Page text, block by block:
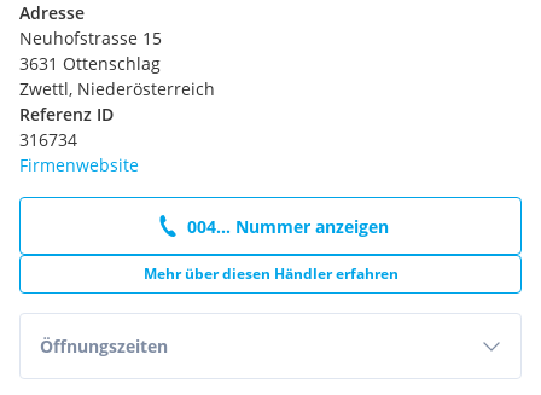
Adresse
Neuhofstrasse 15
3631 Ottenschlag
Zwettl, Niederösterreich
Referenz ID
316734
Firmenwebsite
004... Nummer anzeigen
Mehr über diesen Händler erfahren
Öffnungszeiten